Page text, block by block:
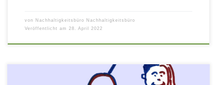
von Nachhaltigkeitsbüro Nachhaltigkeitsbüro
Veröffentlicht am 28. April 2022